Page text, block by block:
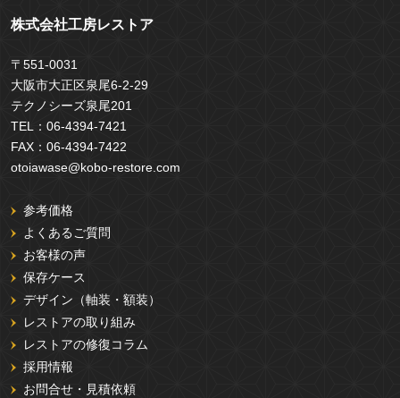
株式会社工房レストア
〒551-0031
大阪市大正区泉尾6-2-29
テクノシーズ泉尾201
TEL： 06-4394-7421
FAX： 06-4394-7422
otoiawase@kobo-restore.com
参考価格
よくあるご質問
お客様の声
保存ケース
デザイン（軸装・額装）
レストアの取り組み
レストアの修復コラム
採用情報
お問合せ・見積依頼